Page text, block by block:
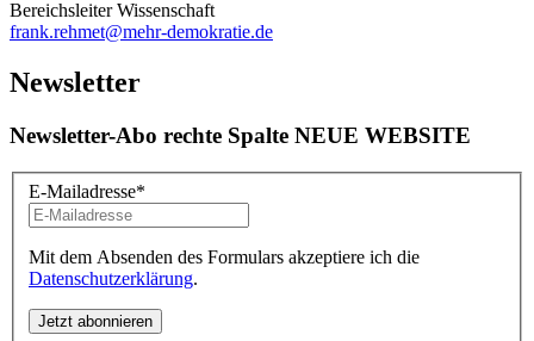
Bereichsleiter Wissenschaft
frank.rehmet@mehr-demokratie.de
Newsletter
Newsletter-Abo rechte Spalte NEUE WEBSITE
E-Mailadresse*
Mit dem Absenden des Formulars akzeptiere ich die
Datenschutzerklärung.